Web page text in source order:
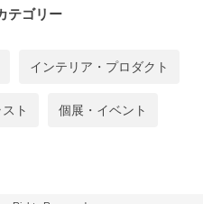
テゴリー
インテリア・プロダクト
ト 個展・イベント